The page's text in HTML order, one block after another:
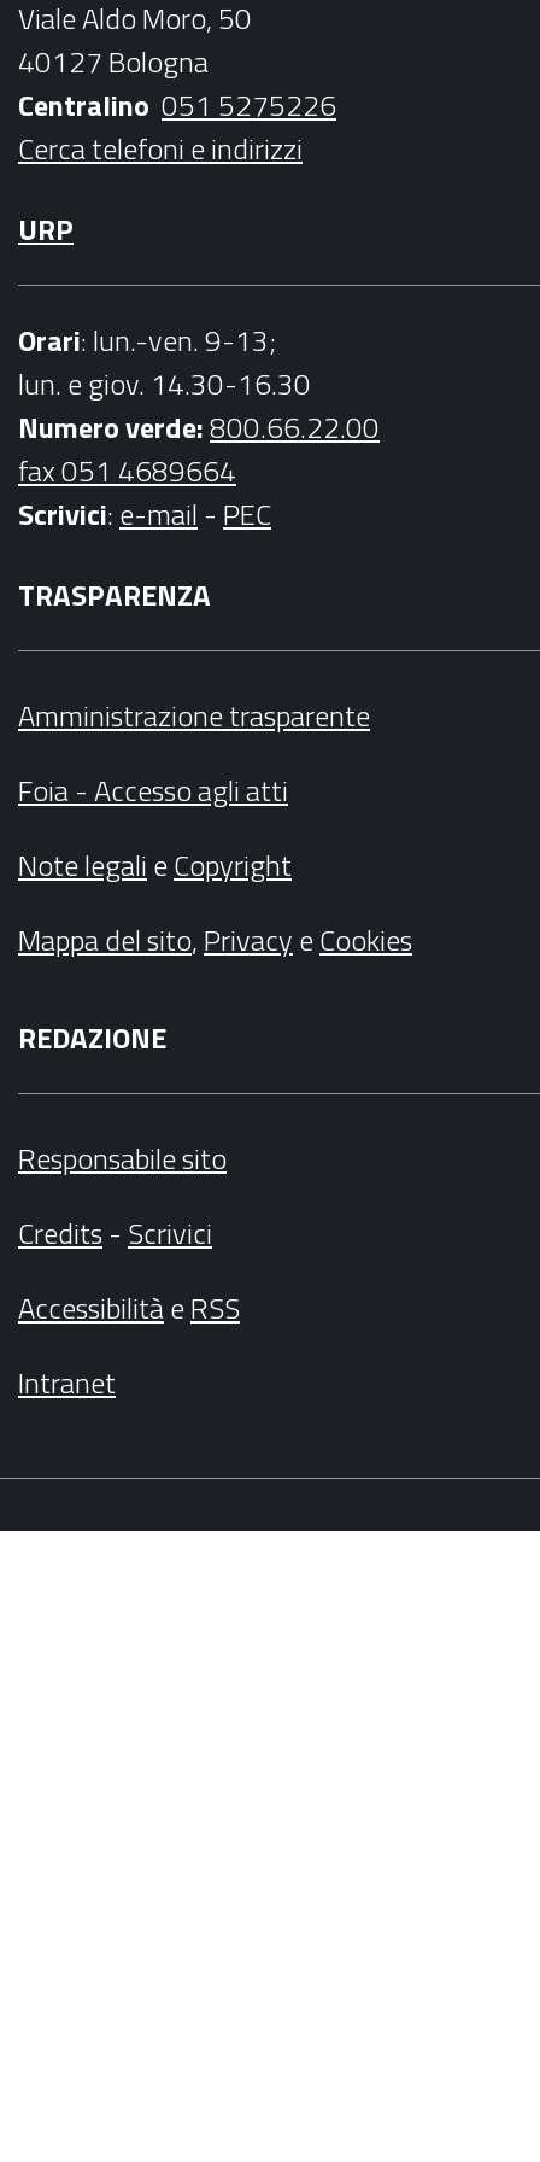
o
k
r
r
a
m
e
Viale Aldo Moro, 50
40127 Bologna
Centralino 051 5275226
Cerca telefoni e indirizzi
URP
Orari: lun.-ven. 9-13;
lun. e giov. 14.30-16.30
Numero verde:800.66.22.00
fax 051 4689664
Scrivici:e-mail - PEC
TRASPARENZA
Amministrazione trasparente
Foia - Accesso agli atti
Note legalieCopyright
Mappa del sito,PrivacyeCookies
REDAZIONE
Responsabile sito
Credits- Scrivici
AccessibilitàeRSS
Intranet